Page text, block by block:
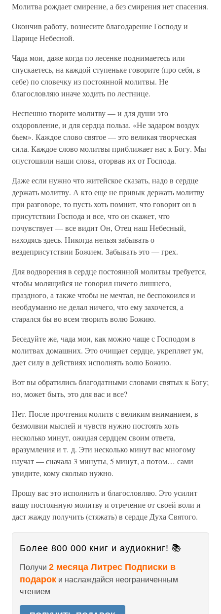
Молитва рождает смирение, а без смирения нет спасения.
Окончив работу, вознесите благодарение Господу и
Царице Небесной.
Чада мои, даже когда по лесенке поднимаетесь или
спускаетесь, на каждой ступеньке говорите (про себя, в
себе) по словечку из постоянной молитвы. Не
благословляю иначе ходить по лестнице.
Неспешно творите молитву — и для души это
оздоровление, и для сердца польза. «Не задаром воздух
бьем». Каждое слово святое — это великая творческая
сила. Каждое слово молитвы приближает нас к Богу. Мы
опустошили наши слова, оторвав их от Господа.
Даже если нужно что житейское сказать, надо в сердце
держать молитву. А кто еще не привык держать молитву
при разговоре, то пусть хоть помнит, что говорит он в
присутствии Господа и все, что он скажет, что
почувствует — все видит Он, Отец наш Небесный,
находясь здесь. Никогда нельзя забывать о
вездеприсутствии Божием. Забывать это — грех.
Для водворения в сердце постоянной молитвы требуется,
чтобы молящийся не говорил ничего лишнего,
праздного, а также чтобы не мечтал, не беспокоился и
необдуманно не делал ничего, что ему захочется, а
старался бы во всем творить волю Божию.
Беседуйте же, чада мои, как можно чаще с Господом в
молитвах домашних. Это очищает сердце, укрепляет ум,
дает силу в действиях исполнять волю Божию.
Вот вы обратились благодатными словами святых к Богу;
но, может быть, это для вас и все?
Нет. После прочтения молитв с великим вниманием, в
безмолвии мыслей и чувств нужно постоять хоть
несколько минут, ожидая сердцем своим ответа,
вразумления и т. д. Эти несколько минут вас многому
научат — сначала 3 минуты, 5 минут, а потом… сами
увидите, кому сколько нужно.
Прошу вас это исполнить и благословляю. Это усилит
вашу постоянную молитву и отречение от своей воли и
даст жажду получить (стяжать) в сердце Духа Святого.
Более 800 000 книг и аудиокниг! 📚
Получи 2 месяца Литрес Подписки в
подарок и наслаждайся неограниченным
чтением